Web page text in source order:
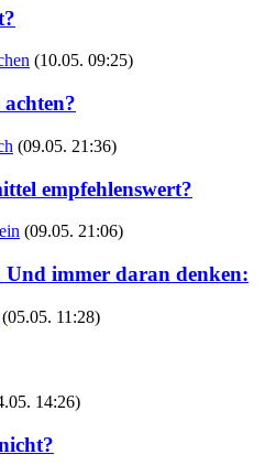
(10.05. 09:25)
achten?
(09.05. 21:36)
empfehlenswert?
(09.05. 21:06)
immer daran denken:
(05.05. 11:28)
14:26)